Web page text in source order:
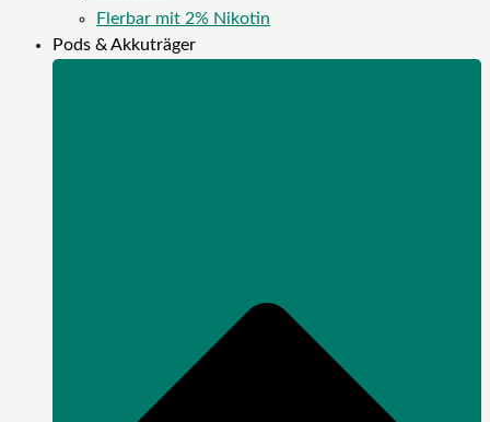
Flerbar mit 2% Nikotin
Pods & Akkuträger